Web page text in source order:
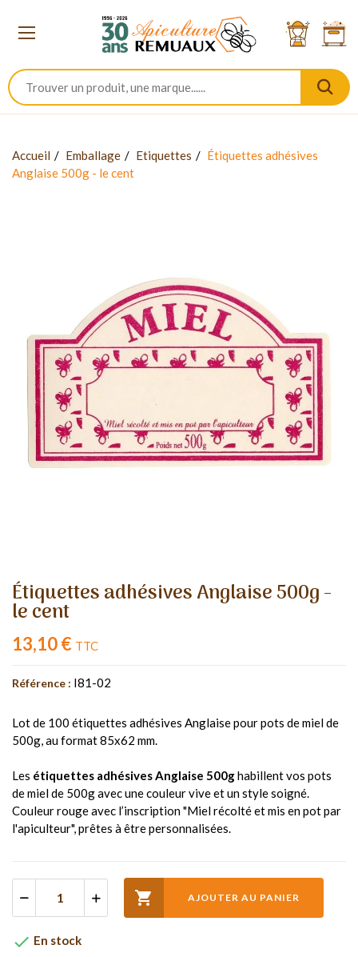
Accueil Emballage Etiquettes
Étiquettes adhésives
Anglaise 500g - le cent
Étiquettes adhésives Anglaise 500g -
le cent
13,10 € TTC
Référence : I81-02
Lot de 100 étiquettes adhésives Anglaise pour pots de miel de
500g, au format 85x62 mm.
Les étiquettes adhésives Anglaise 500ghabillent vos pots
de miel de 500g avec une couleur vive et un style soigné.
Couleur rouge avec l’inscription "Miel récolté et mis en pot par
l'apiculteur", prêtes à être personnalisées.
 AJOUTER AU PANIER
 En stock